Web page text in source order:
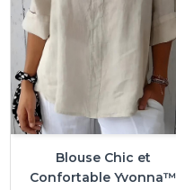
Blouse Chic et
Confortable Yvonna™